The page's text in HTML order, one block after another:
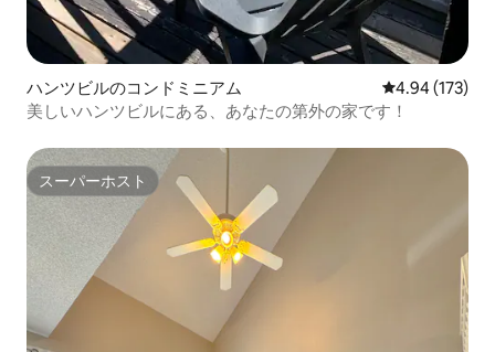
ハンツビルのコンドミニアム レビュー173
4.94 (173)
美しいハンツビルにある、あなたの第外の家です！
スーパーホスト
スーパーホスト